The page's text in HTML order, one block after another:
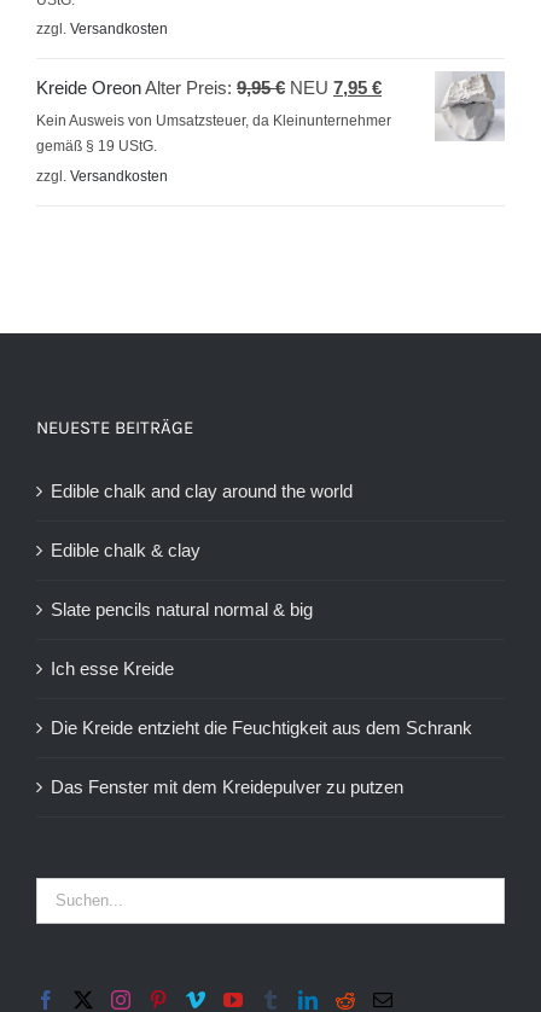
zzgl. Versandkosten
Kreide OreonAlter Preis: 9,95€ Ursprünglicher
Preis
NEU 7,95 €Aktueller
Preis
Kein Ausweis von Umsatzsteuer, da Kleinunternehmer
gemäß § 19 UStG.
zzgl. Versandkosten
NEUESTE BEITRÄGE
Edible chalk and clay around the world
Edible chalk & clay
Slate pencils natural normal & big
Ich esse Kreide
Die Kreide entzieht die Feuchtigkeit aus dem Schrank
Das Fenster mit dem Kreidepulver zu putzen